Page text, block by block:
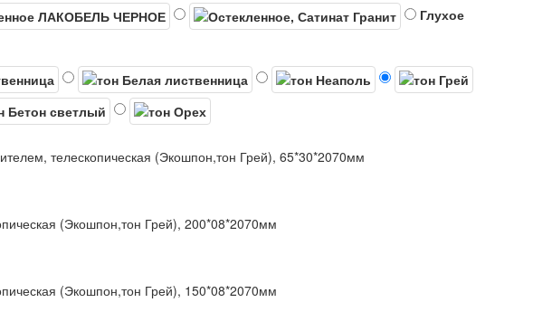
Глухое
телескопическая (Экошпон,тон Грей), 65*30*2070мм
(Экошпон,тон Грей), 200*08*2070мм
(Экошпон,тон Грей), 150*08*2070мм